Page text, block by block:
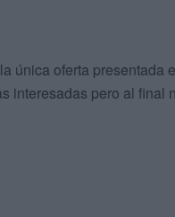
única oferta presentada
interesadas pero al final